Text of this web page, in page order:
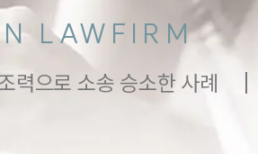
LAWFIRM
력으로 소송 승소한 사례